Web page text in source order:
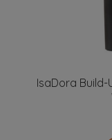
IsaDora Build-